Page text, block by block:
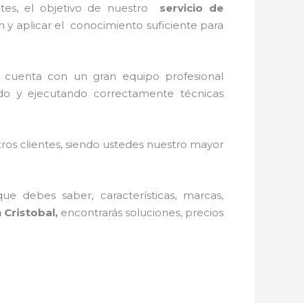
el objetivo de nuestro servicio de
y aplicar el conocimiento suficiente para
cuenta con un gran equipo profesional
y ejecutando correctamente técnicas
clientes, siendo ustedes nuestro mayor
debes saber, características, marcas,
Cristobal, encontrarás soluciones, precios